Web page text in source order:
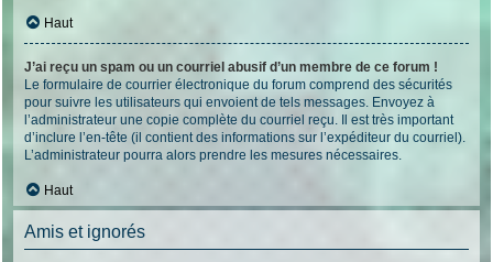
Haut
J’ai reçu un spam ou un courriel abusif d’un membre de ce forum !
Le formulaire de courrier électronique du forum comprend des sécurités
pour suivre les utilisateurs qui envoient de tels messages. Envoyez à
l’administrateur une copie complète du courriel reçu. Il est très important
d’inclure l’en-tête (il contient des informations sur l’expéditeur du courriel).
L’administrateur pourra alors prendre les mesures nécessaires.
Haut
Amis et ignorés